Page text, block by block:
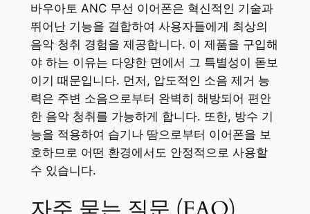
바우아토 ANC 무선 이어폰은 혁신적인 기술과
뛰어난 기능을 결합하여 사용자들에게 최상의
음악 청취 경험을 제공합니다. 이 제품을 구입해
야 하는 이유는 다양한 면에서 그 특별성이 돋보
이기 때문입니다. 먼저, 압도적인 소음 제거 능
력은 주변 소음으로부터 완벽히 해방되어 편안
한 음악 청취를 가능하게 합니다. 또한, 방수 기
능을 적용하여 습기나 땀으로부터 이어폰을 보
호하므로 어떤 환경에서도 안정적으로 사용할
수 있습니다.